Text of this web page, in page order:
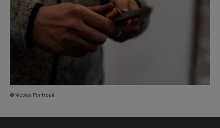
©Nicolas Pontroué